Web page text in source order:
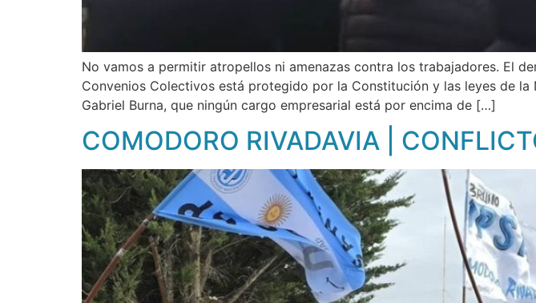
No vamos a permitir atropellos ni amenazas contra los trabajadores. El
Convenios Colectivos está protegido por la Constitución y las leyes de
Gabriel Burna, que ningún cargo empresarial está por encima de […]
COMODORO RIVADAVIA |